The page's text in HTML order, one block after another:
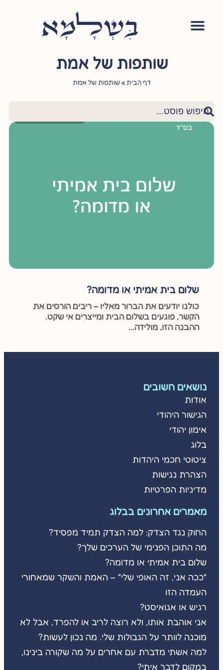
שותפות של אמת
דף הבית »שותפות של אמת
שלום בית אמיתי או מדומה?
כולנו יודעים את הברור מאליו – ריבים הורסים את
הקשר, פוגעים בשלום הבית ומייצרים אי שקט.
ההבנה הזו, מולידה...
נושאים חשובים
אודות
הגישור היהודי
אימון יהודי
בלוג
ציטוטי חכמי היהדות
הצהרת נגישות
מדיניות הפרטיות
מאמרים אחרונים בבלוג
החוק נגד הצדק: למה הצדק תמיד מפסיד?
מה התוכן הפנימי של הערכים שלך?
שלום בית אמיתי או מדומה?
"ככה אני, זה האופי שלי" – האמת והשקר שמאחורי
העמדה הזו
רגיש או אגואיסט?
אני אוהבת אותו, ולא רוצה לריב או להפרד, אבל לא
מוכנה לוותר על הגבולות שלי. מה נכון לעשות?
למה אשתי מדברת עם אחרים על מה שקורה בינינו,
במקום לדבר איתי?